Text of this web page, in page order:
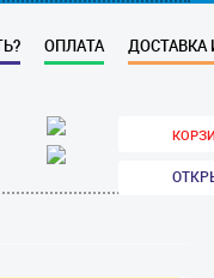
ОПЛАТА ДОСТАВКА